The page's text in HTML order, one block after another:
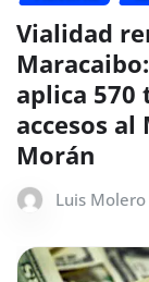
Vialidad
aplica 570
accesos al
Morán
Luis Molero